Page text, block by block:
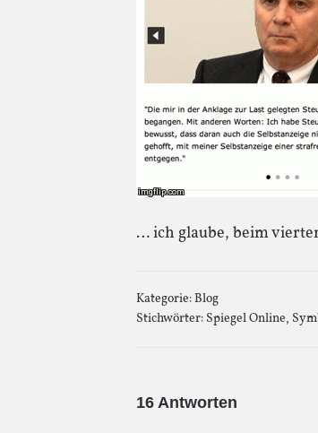
… ich glaube, beim
Kategorie:Blog
Stichwörter: Spiegel Online,
16 Antworten